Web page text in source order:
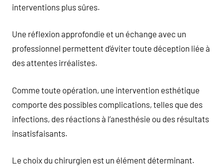
interventions plus sûres.
Une réflexion approfondie et un échange avec un
professionnel permettent d’éviter toute déception liée à
des attentes irréalistes.
Comme toute opération, une intervention esthétique
comporte des possibles complications, telles que des
infections, des réactions à l’anesthésie ou des résultats
insatisfaisants.
Le choix du chirurgien est un élément déterminant.